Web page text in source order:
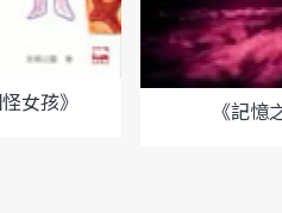
女孩》 《記憶